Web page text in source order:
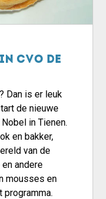
CVO De
Dan is er leuk
de nieuwe
in Tienen.
en bakker,
van de
andere
mousses en